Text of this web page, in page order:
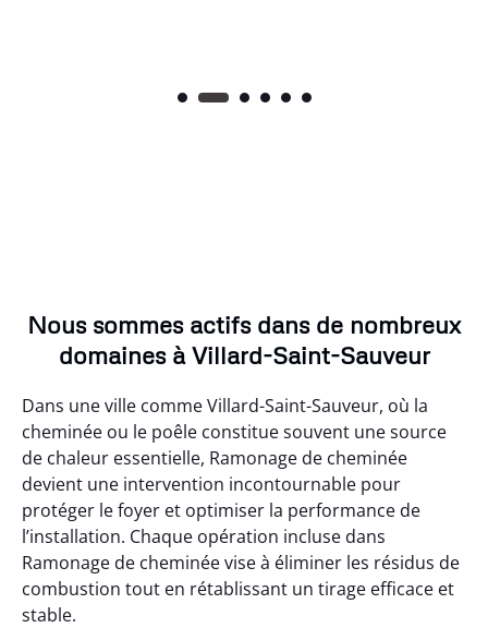
Nous sommes actifs dans de nombreux
domaines à Villard-Saint-Sauveur
Dans une ville comme Villard-Saint-Sauveur, où la
cheminée ou le poêle constitue souvent une source
de chaleur essentielle, Ramonage de cheminée
devient une intervention incontournable pour
protéger le foyer et optimiser la performance de
l’installation. Chaque opération incluse dans
Ramonage de cheminée vise à éliminer les résidus de
combustion tout en rétablissant un tirage efficace et
stable.